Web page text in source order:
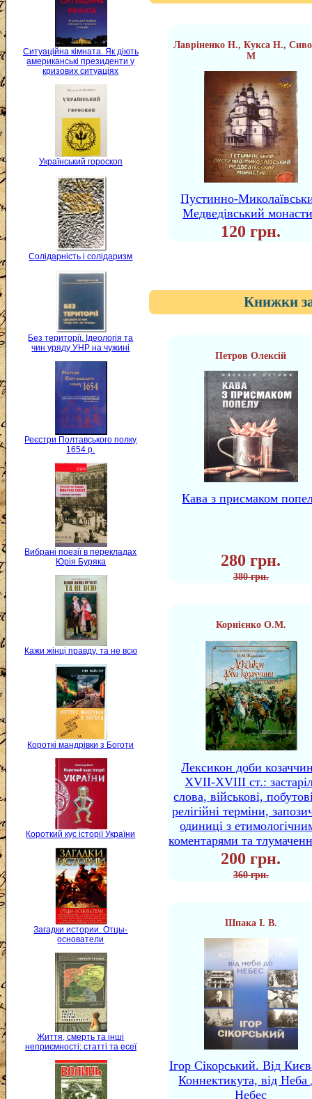
Ситуаційна кімната. Як діють
американські президенти у
кризових ситуаціях
Український гороскоп
Солідарність і солідаризм
Без території. Ідеологія та
чин уряду УНР на чужині
Реєстри Полтавського полку
1654 р.
Вибрані поезії в перекладах
Юрія Буряка
Кажи жінці правду, та не всю
Короткі мандрівки з Боготи
Короткий кус історії України
Загадки истории. Отцы-
основатели
Життя, смерть та інші
неприємності: статті та есеї
Лавріненко Н., Кукса Н.,
М
Пустинно-
Медведівський
120 грн.
Книжки
Петров Олексій
Кава з присмаком
280 грн.
380 грн.
Корнієнко О.М.
Лексикон доби
XVII-XVIII ст.:
слова, військові,
релігійні терміни,
одиниці з
коментарями та
200 грн.
360 грн.
Шпака І. В.
Ігор Сікорський. Від
Коннектикута, від Неба
Небес